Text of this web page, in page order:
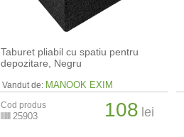
Taburet pliabil cu spatiu pentru
depozitare, Negru
Vandut de: MANOOK EXIM
Cod produs
25903 108 lei